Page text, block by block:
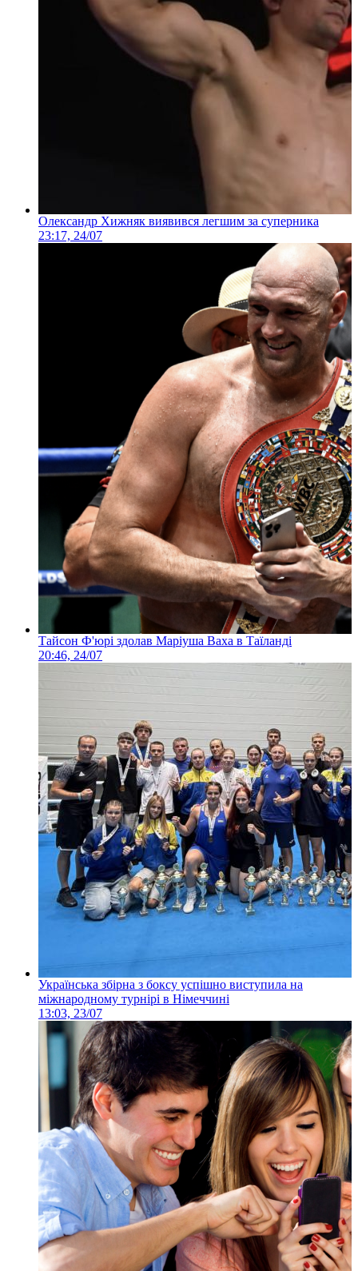
Олександр Хижняк виявився легшим за суперника
23:17, 24/07
Тайсон Ф'юрі здолав Маріуша Ваха в Таїланді
20:46, 24/07
Українська збірна з боксу успішно виступила на
міжнародному турнірі в Німеччині
13:03, 23/07